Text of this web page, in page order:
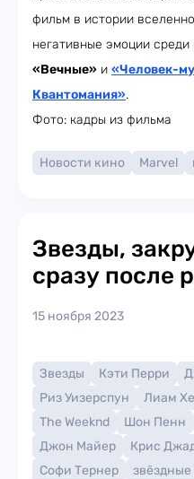
фильм в истории
негативные эмоции
«Вечные» и «Человек-
Квантомания».
Фото: кадры из фильма
Новости кино Marvel
Звезды,
сразу после
15 ноября 2023
Звезды Кэти Перри
Риз Уизерспун
Лиам
The Weeknd
Шон Пенн
Джон Майер
Крис
Софи Тернер
звёздные